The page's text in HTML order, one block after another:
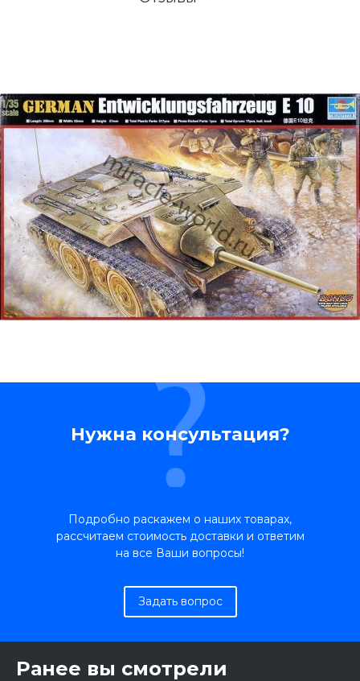
Нужна консультация?
Подробно раскажем о наших товарах,
рассчитаем стоимость доставки и ответим
на все Ваши вопросы!
Задать вопрос
Ранее вы смотрели